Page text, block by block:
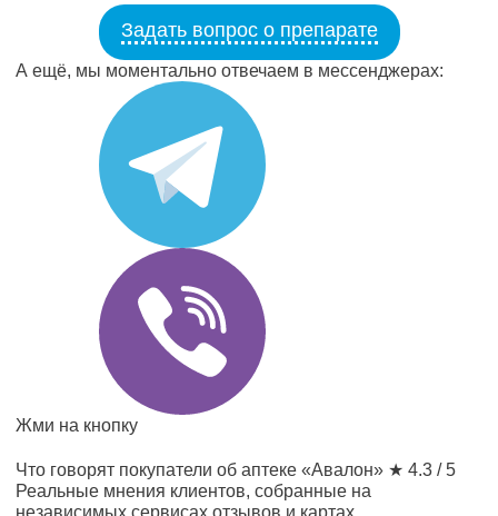
Задать вопрос о препарате
А ещё, мы моментально отвечаем в мессенджерах:
Жми на кнопку
Что говорят покупатели об аптеке «Авалон» ★ 4.3 / 5
Реальные мнения клиентов, собранные на
независимых сервисах отзывов и картах